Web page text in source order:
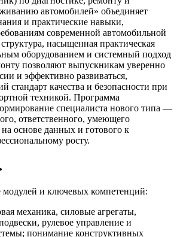
автомобилей» объединяет
и практические навыки,
современной автомобильной
насыщенная практическая
оборудованием и системный подход
позволяют выпускникам уверенно
и эффективно развиваться,
стандарт качества и безопасности при
техникой. Программа
специалиста нового типа —
ответственного, умеющего
основе данных и готового к
росту.
модулей и ключевых компетенций:
механика, силовые агрегаты,
рулевое управление и
понимание конструктивных